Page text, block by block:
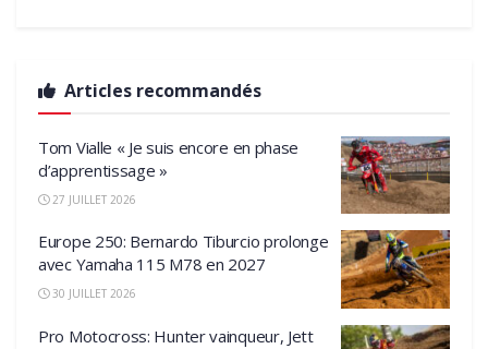
Articles recommandés
Tom Vialle « Je suis encore en phase
d’apprentissage »
27 JUILLET 2026
Europe 250: Bernardo Tiburcio prolonge
avec Yamaha 115 M78 en 2027
30 JUILLET 2026
Pro Motocross: Hunter vainqueur, Jett